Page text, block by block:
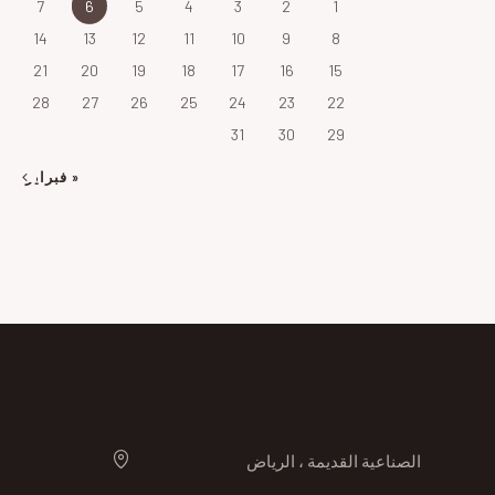
1
2
3
4
5
6
7
8
9
10
11
12
13
14
15
16
17
18
19
20
21
22
23
24
25
26
27
28
29
30
31
« فبراير
الصناعية القديمة ، الرياض